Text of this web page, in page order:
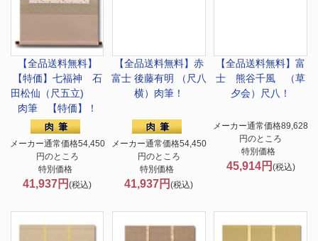
【全品送料無料】
【特価】 七福神 石
田松仙（尺五立)
肉筆 【特価】！
メーカー通常価格54,450
円のところ
特別価格
41,937円(税込)
【全品送料無料】 赤
富士 後藤有明 （尺八
横）肉筆！
メーカー通常価格54,450
円のところ
特別価格
41,937円(税込)
【全品送料無料】富
士 熊谷千風 （草
夕会）尺八！
メーカー通常価格89,628
円のところ
特別価格
45,914円 (税込)